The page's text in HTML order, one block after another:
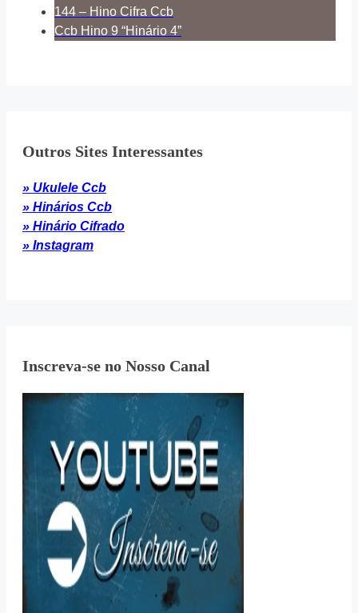
144 – Hino Cifra Ccb
Ccb Hino 9 “Hinário 4”
Outros Sites Interessantes
» Ukulele Ccb
» Hinários Ccb
» Hinário Cifrado
» Instagram
Inscreva-se no Nosso Canal